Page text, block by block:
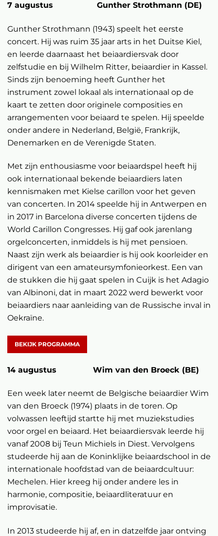
7 augustus Gunther Strothmann (DE)
Gunther Strothmann (1943) speelt het eerste
concert. Hij was ruim 35 jaar arts in het Duitse Kiel,
en leerde daarnaast het beiaardiersvak door
zelfstudie en bij Wilhelm Ritter, beiaardier in Kassel.
Sinds zijn benoeming heeft Gunther het
instrument zowel lokaal als internationaal op de
kaart te zetten door originele composities en
arrangementen voor beiaard te spelen. Hij speelde
onder andere in Nederland, België, Frankrijk,
Denemarken en de Verenigde Staten.
Met zijn enthousiasme voor beiaardspel heeft hij
ook internationaal bekende beiaardiers laten
kennismaken met Kielse carillon voor het geven
van concerten. In 2014 speelde hij in Antwerpen en
in 2017 in Barcelona diverse concerten tijdens de
World Carillon Congresses. Hij gaf ook jarenlang
orgelconcerten, inmiddels is hij met pensioen.
Naast zijn werk als beiaardier is hij ook koorleider en
dirigent van een amateursymfonieorkest. Een van
de stukken die hij gaat spelen in Cuijk is het Adagio
van Albinoni, dat in maart 2022 werd bewerkt voor
beiaardiers naar aanleiding van de Russische inval in
Oekraïne.
BEKIJK PROGRAMMA
14 augustus Wim van den Broeck (BE)
Een week later neemt de Belgische beiaardier Wim
van den Broeck (1974) plaats in de toren. Op
volwassen leeftijd startte hij met muziekstudies
voor orgel en beiaard. Het beiaardiersvak leerde hij
vanaf 2008 bij Teun Michiels in Diest. Vervolgens
studeerde hij aan de Koninklijke beiaardschool in de
internationale hoofdstad van de beiaardcultuur:
Mechelen. Hier kreeg hij onder andere les in
harmonie, compositie, beiaardliteratuur en
improvisatie.
In 2013 studeerde hij af, en in datzelfde jaar ontving